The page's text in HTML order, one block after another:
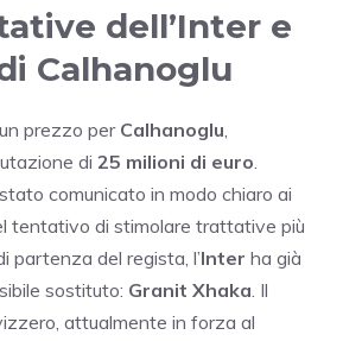
dell’Inter e
Calhanoglu
prezzo per Calhanoglu,
di 25 milioni di euro.
comunicato in modo chiaro ai
tentativo di stimolare trattative più
partenza del regista, l’Inter ha già
sostituto: Granit Xhaka. Il
attualmente in forza al